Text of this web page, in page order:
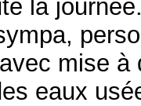
la
mise à
eaux